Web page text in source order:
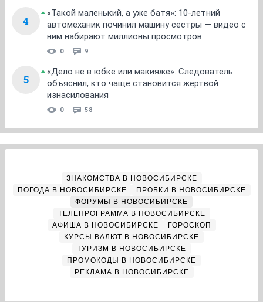
4
«Такой маленький, а уже батя»: 10-летний
автомеханик починил машину сестры — видео с
ним набирают миллионы просмотров
0 9
5
«Дело не в юбке или макияже». Следователь
объяснил, кто чаще становится жертвой
изнасилования
0 58
ЗНАКОМСТВА В НОВОСИБИРСКЕ
ПОГОДА В НОВОСИБИРСКЕ
ПРОБКИ В НОВОСИБИРСКЕ
ФОРУМЫ В НОВОСИБИРСКЕ
ТЕЛЕПРОГРАММА В НОВОСИБИРСКЕ
АФИША В НОВОСИБИРСКЕ
ГОРОСКОП
КУРСЫ ВАЛЮТ В НОВОСИБИРСКЕ
ТУРИЗМ В НОВОСИБИРСКЕ
ПРОМОКОДЫ В НОВОСИБИРСКЕ
РЕКЛАМА В НОВОСИБИРСКЕ